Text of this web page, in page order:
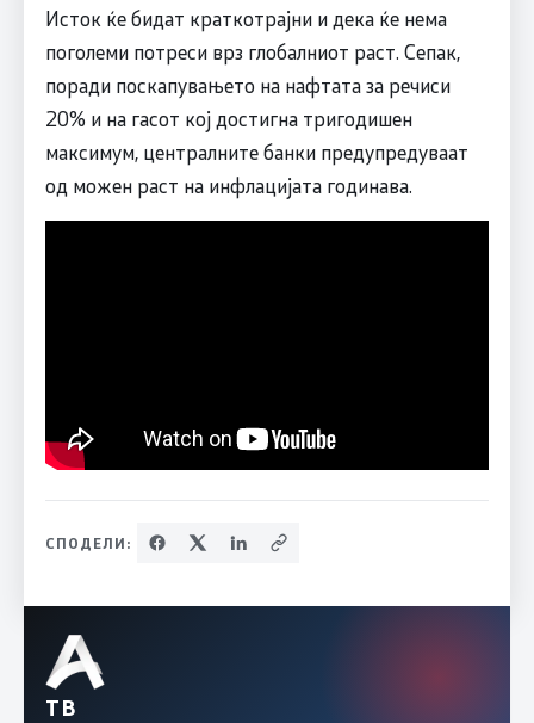
Исток ќе бидат краткотрајни и дека ќе нема
поголеми потреси врз глобалниот раст. Сепак,
поради поскапувањето на нафтата за речиси
20% и на гасот кој достигна тригодишен
максимум, централните банки предупредуваат
од можен раст на инфлацијата годинава.
СПОДЕЛИ:
ТВ